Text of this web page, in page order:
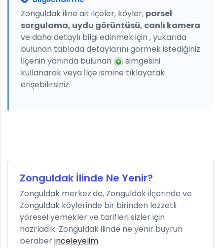
Zonguldak iline ait ilçeler, köyler, parsel
sorgulama, uydu görüntüsü, canlı kamera
ve daha detaylı bilgi edinmek için , yukarıda
bulunan tabloda detaylarını görmek istediğiniz
İlçenin yanında bulunan
simgesini
kullanarak veya İlçe ismine tıklayarak
erişebilirsiniz.
Zonguldak İlinde Ne Yenir?
Zonguldak merkez'de, Zonguldak ilçerinde ve
Zonguldak köylerinde bir birinden lezzetli
yöresel yemekler ve tarifleri sizler için
hazrladık. Zonguldak ilinde ne yenir buyrun
beraberinceleyelim.